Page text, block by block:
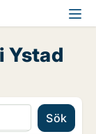
Ystad
Sök